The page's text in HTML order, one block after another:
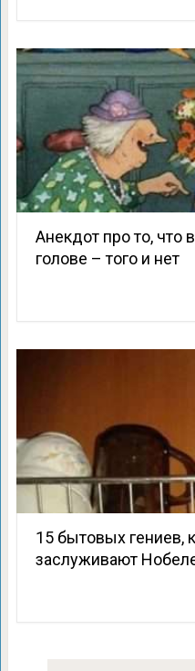
Анекдот про то, что
голове – того и нет
15 бытовых гениев,
заслуживают